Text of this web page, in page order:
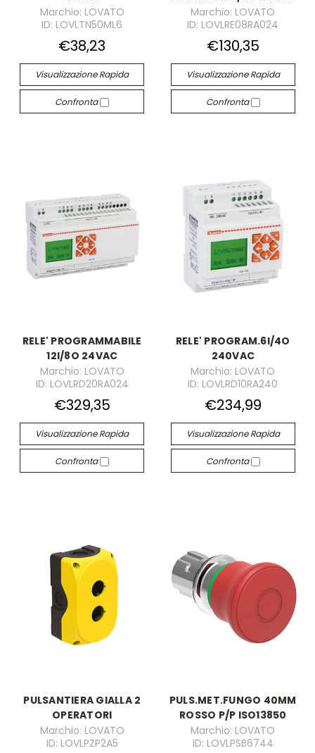
Marchio: LOVATO
ID: LOVLTN50ML6
€38,23
Visualizzazione Rapida
Confronta
Marchio: LOVATO
ID: LOVLRE08RA024
€130,35
Visualizzazione Rapida
Confronta
RELE' PROGRAMMABILE
12I/8O 24VAC
Marchio: LOVATO
ID: LOVLRD20RA024
€329,35
Visualizzazione Rapida
Confronta
RELE' PROGRAM.6I/4O
240VAC
Marchio: LOVATO
ID: LOVLRD10RA240
€234,99
Visualizzazione Rapida
Confronta
PULSANTIERA GIALLA 2
OPERATORI
Marchio: LOVATO
ID: LOVLPZP2A5
PULS.MET.FUNGO 40MM
ROSSO P/P ISO13850
Marchio: LOVATO
ID: LOVLPSB6744